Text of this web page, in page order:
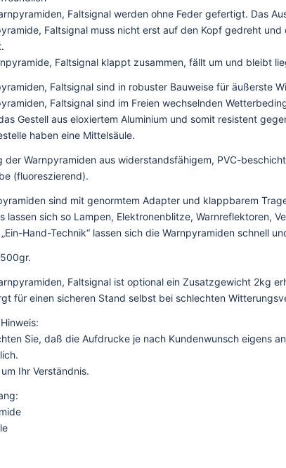
Faltsignal werden ohne Feder gefertigt. Das
Faltsignal muss nicht erst auf den Kopf gedreht
Faltsignal klappt zusammen, fällt um und bleibt
Faltsignal sind in robuster Bauweise für äußerste
Faltsignal sind im Freien wechselnden
Gestell aus eloxiertem Aluminium und somit resistent
haben eine Mittelsäule.
der Warnpyramiden aus widerstandsfähigem, PVC-
(fluoreszierend).
sind mit genormtem Adapter und klappbarem
lassen sich so Lampen, Elektronenblitze, Warnreflektoren,
Hand-Technik“ lassen sich die Warnpyramiden schnell
Faltsignal ist optional ein Zusatzgewicht 2kg
für einen sicheren Stand selbst bei schlechten
Sie, daß die Aufdrucke je nach Kundenwunsch eigens
Ihr Verständnis.